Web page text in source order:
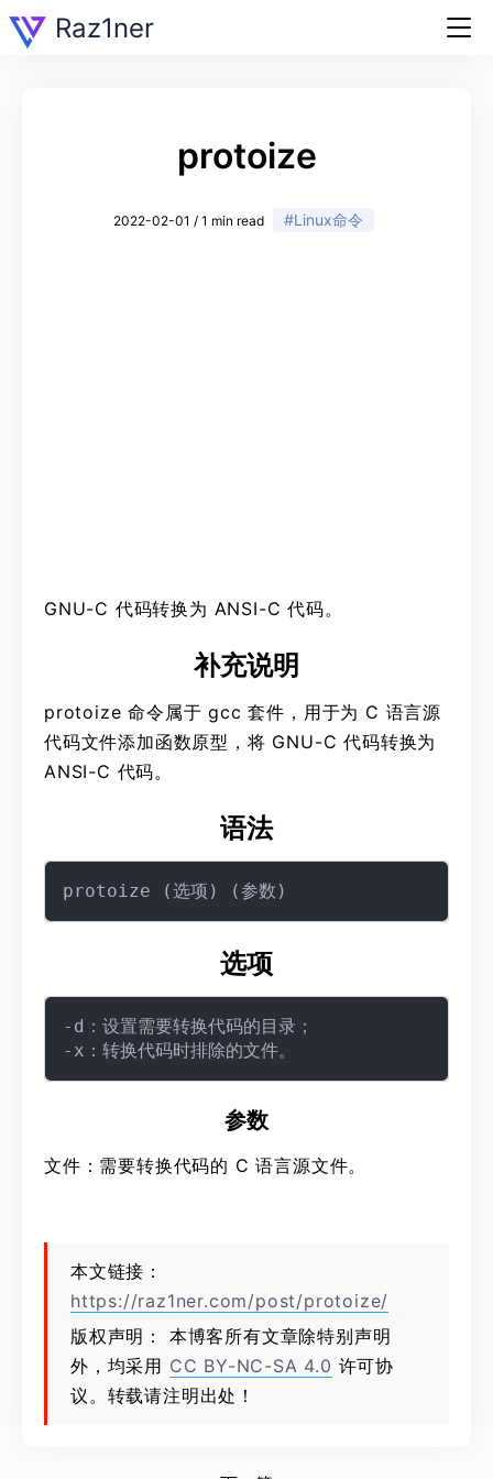
Raz1ner
protoize
2022-02-01 / 1 min read #Linux命令
GNU-C 代码转换为 ANSI-C 代码。
补充说明
protoize 命令属于 gcc 套件，用于为 C 语言源
代码文件添加函数原型，将 GNU-C 代码转换为
ANSI-C 代码。
语法
选项
-d：设置需要转换代码的目录；
参数
文件：需要转换代码的 C 语言源文件。
本文链接：
https://raz1ner.com/post/protoize/
版权声明： 本博客所有文章除特别声明
外，均采用 CC BY-NC-SA 4.0 许可协
议。转载请注明出处！